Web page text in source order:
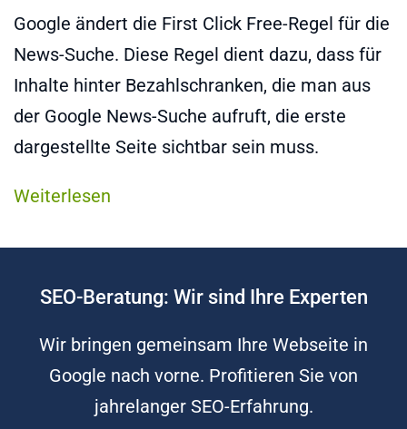
Google ändert die First Click Free-Regel für die
News-Suche. Diese Regel dient dazu, dass für
Inhalte hinter Bezahlschranken, die man aus
der Google News-Suche aufruft, die erste
dargestellte Seite sichtbar sein muss.
Weiterlesen
SEO-Beratung: Wir sind Ihre Experten
Wir bringen gemeinsam Ihre Webseite in
Google nach vorne. Profitieren Sie von
jahrelanger SEO-Erfahrung.